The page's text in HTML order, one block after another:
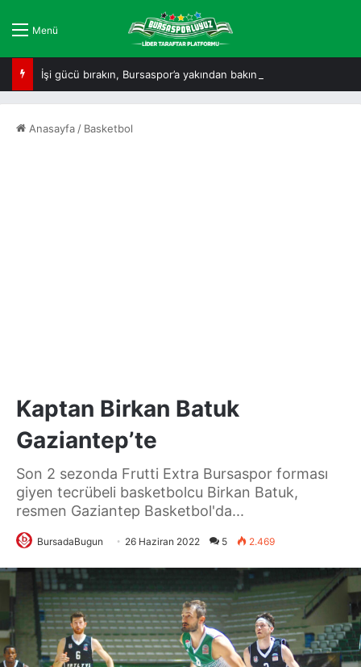
Menü
İşi gücü bırakın, Bursaspor’a yakından bakın!
Anasayfa / Basketbol
Kaptan Birkan Batuk
Gaziantep’te
Son 2 sezonda Frutti Extra Bursaspor forması
giyen tecrübeli basketbolcu Birkan Batuk,
resmen Gaziantep Basketbol'da...
BursadaBugun 26 Haziran 2022 5 2.469